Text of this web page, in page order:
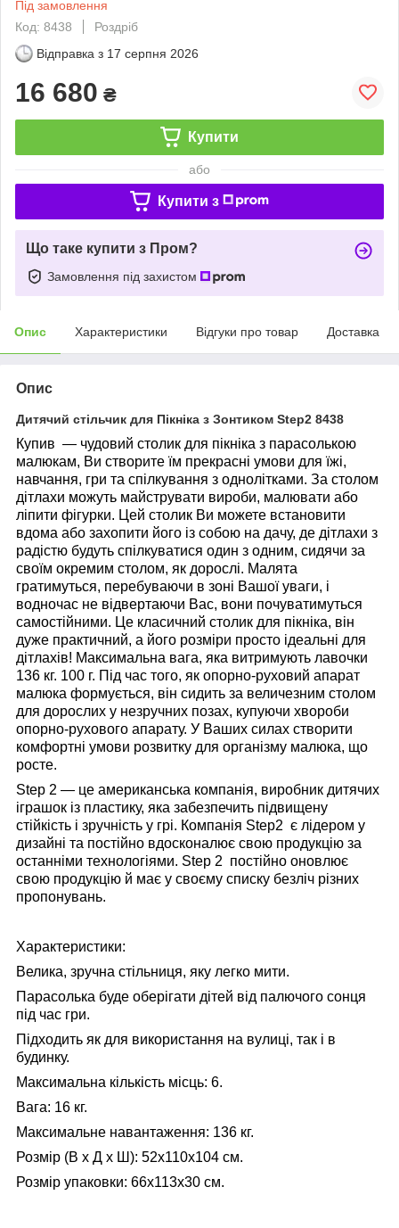
Під замовлення
Код: 8438
Роздріб
Відправка з 17 серпня 2026
16 680 ₴
Купити
або
Купити з
Що таке купити з Пром?
Замовлення під захистом
Опис Характеристики Відгуки про товар Доставка
Опис
Дитячий стільчик для Пікніка з Зонтиком Step2 8438
Купив — чудовий столик для пікніка з парасолькою
малюкам, Ви створите їм прекрасні умови для їжі,
навчання, гри та спілкування з однолітками. За столом
дітлахи можуть майструвати вироби, малювати або
ліпити фігурки. Цей столик Ви можете встановити
вдома або захопити його із собою на дачу, де дітлахи з
радістю будуть спілкуватися один з одним, сидячи за
своїм окремим столом, як дорослі. Малята
гратимуться, перебуваючи в зоні Вашої уваги, і
водночас не відвертаючи Вас, вони почуватимуться
самостійними. Це класичний столик для пікніка, він
дуже практичний, а його розміри просто ідеальні для
дітлахів! Максимальна вага, яка витримують лавочки
136 кг. 100 г. Під час того, як опорно-руховий апарат
малюка формується, він сидить за величезним столом
для дорослих у незручних позах, купуючи хвороби
опорно-рухового апарату. У Ваших силах створити
комфортні умови розвитку для організму малюка, що
росте.
Step 2 — це американська компанія, виробник дитячих
іграшок із пластику, яка забезпечить підвищену
стійкість і зручність у грі. Компанія Step2 є лідером у
дизайні та постійно вдосконалює свою продукцію за
останніми технологіями. Step 2 постійно оновлює
свою продукцію й має у своєму списку безліч різних
пропонувань.
Характеристики:
Велика, зручна стільниця, яку легко мити.
Парасолька буде оберігати дітей від палючого сонця
під час гри.
Підходить як для використання на вулиці, так і в
будинку.
Максимальна кількість місць: 6.
Вага: 16 кг.
Максимальне навантаження: 136 кг.
Розмір (В х Д х Ш): 52х110х104 см.
Розмір упаковки: 66х113х30 см.